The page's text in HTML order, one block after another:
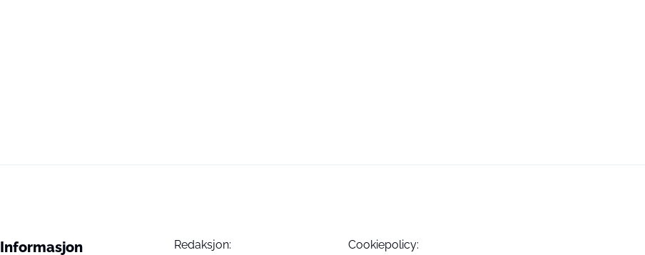
Informasjon Redaksjon: Cookiepolicy: